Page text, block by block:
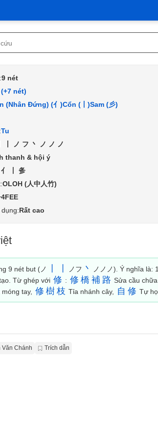
9 nét
nét)
(Nhân Đứng) (亻)Cổn (丨)Sam (彡)
Tu
丨ノフ丶ノノノ
thanh & hội ý
丨㣊
OLOH (人中人竹)
Rất cao
9 nét but (ノ ノフ 丶
ノノノ). Ý nghĩa là:
Từ ghép với 修 : 修 橋 補 路 Sửa cầu
móng tay, 修 樹 枝 Tỉa nhánh cây, 自 修 Tự
Văn Chánh Trích dẫn